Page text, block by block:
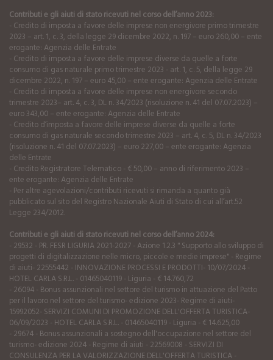
Contributi e gli aiuti di stato ricevuti nel corso dell’anno 2023:
- Credito di imposta a favore delle imprese non energivore primo trimestre
2023 – art. 1, c. 3, della legge 29 dicembre 2022, n. 197 – euro 260,00 – ente
erogante: Agenzia delle Entrate
- Credito di imposta a favore delle imprese diverse da quelle a forte
consumo di gas naturale primo trimestre 2023 - art. 1, c. 5, della legge 29
dicembre 2022, n. 197 – euro 45,00 – ente erogante: Agenzia delle Entrate
- Credito di imposta a favore delle imprese non energivore secondo
trimestre 2023– art. 4, c. 3, DL n. 34/2023 (risoluzione n. 41 del 07.07.2023) –
euro 343,00 – ente erogante: Agenzia delle Entrate
- Credito d’imposta a favore delle imprese diverse da quelle a forte
consumo di gas naturale secondo trimestre 2023 – art. 4, c. 5, DL n. 34/2023
(risoluzione n. 41 del 07.07.2023) – euro 227,00 – ente erogante: Agenzia
delle Entrate
- Credito Registratore Telematico - € 50,00 – anno di riferimento 2023 –
ente erogante: Agenzia delle Entrate
- Per altre agevolazioni/contributi ricevuti si rimanda a quanto già
pubblicato sul sito del Registro Nazionale Aiuti di Stato di cui all’art.52
Legge 234/2012.
Contributi e gli aiuti di stato ricevuti nel corso dell’anno 2024:
- 29532 - PR. FESR LIGURIA 2021-2027 - Azione 1.2.3 " Supporto allo sviluppo di
progetti di digitalizzazione nelle micro, piccole e medie imprese" - Regime
di aiuti- 22555442 - INNOVAZIONE PROCESSI E PRODOTTI- 10/07/2024 -
HOTEL CARLA S.R.L. - 01465040119 - Liguria - € 14.760,72
- 26094 - Bonus assunzionali nel settore del turismo in attuazione del Patto
per il lavoro nel settore del turismo- edizione 2023- Regime di aiuti-
15992052- SERVIZI COMUNI DI PROMOZIONE DELL'OFFERTA TURISTICA-
06/09/2023 - HOTEL CARLA S.R.L. - 01465040119 - Liguria - € 14.625,00
- 29674 - Bonus assunzionali a sostegno dell'occupazione nel settore del
turismo- edizione 2024 - Regime di aiuti - 22569008 - SERVIZI DI
CONSULENZA PER LA VALORIZZAZIONE DELL'OFFERTA TURISTICA -